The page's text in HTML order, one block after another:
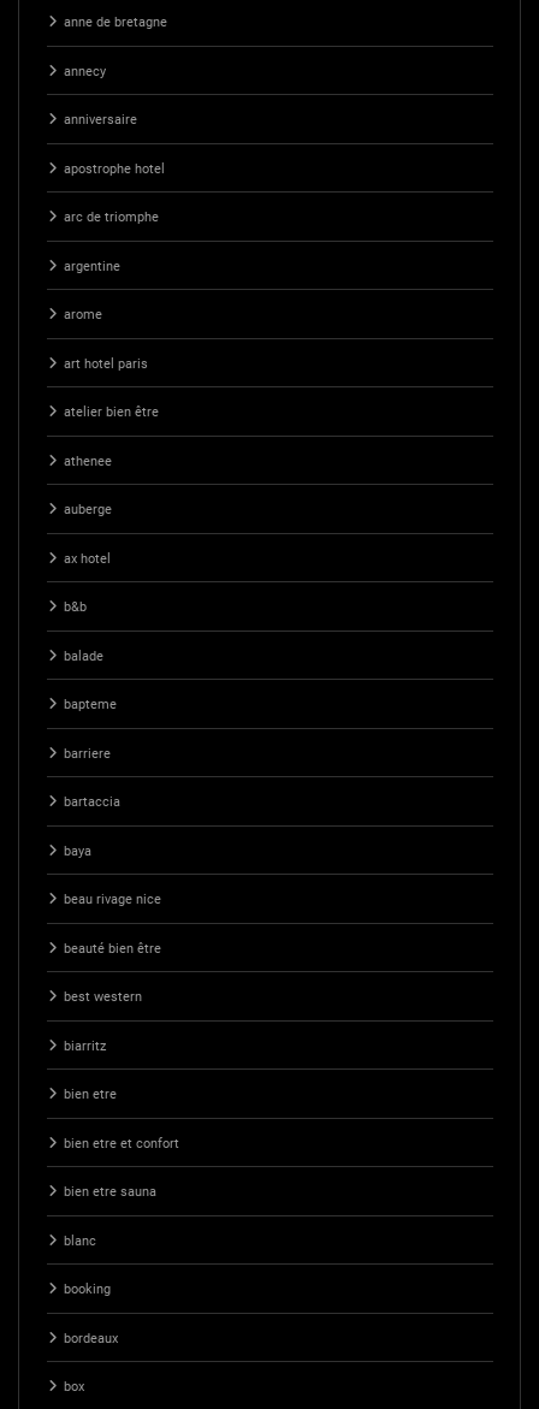
anne de bretagne
annecy
anniversaire
apostrophe hotel
arc de triomphe
argentine
arome
art hotel paris
atelier bien être
athenee
auberge
ax hotel
b&b
balade
bapteme
barriere
bartaccia
baya
beau rivage nice
beauté bien être
best western
biarritz
bien etre
bien etre et confort
bien etre sauna
blanc
booking
bordeaux
box